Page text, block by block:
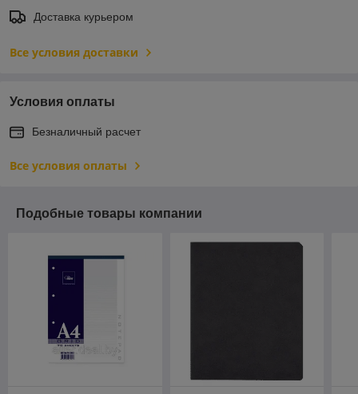
Доставка курьером
Все условия доставки
Условия оплаты
Безналичный расчет
Все условия оплаты
Подобные товары компании